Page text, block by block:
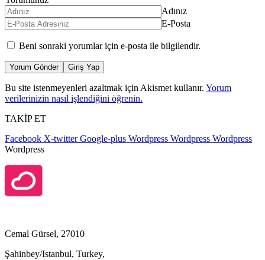
Adınız
E-Posta
Beni sonraki yorumlar için e-posta ile bilgilendir.
Yorum Gönder Giriş Yap
Bu site istenmeyenleri azaltmak için Akismet kullanır. Yorum
verilerinizin nasıl işlendiğini öğrenin.
TAKİP ET
Facebook X-twitter Google-plus Wordpress Wordpress Wordpress
Wordpress
Cemal Gürsel, 27010
Şahinbey/Istanbul, Turkey,